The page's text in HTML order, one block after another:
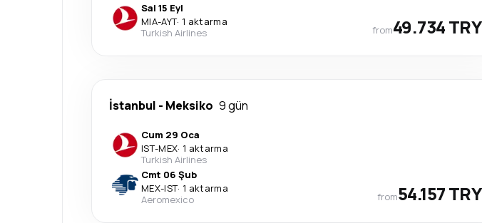
Sal 15 Eyl
MIA-AYT· 1 aktarma
Turkish Airlines
from49.734 TRY
İstanbul - Meksiko 9 gün
Cum 29 Oca
IST-MEX· 1 aktarma
Turkish Airlines
Cmt 06 Şub
MEX-IST· 1 aktarma
Aeromexico
from54.157 TRY